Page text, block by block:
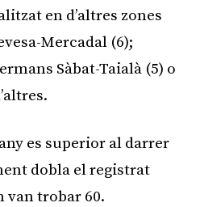
en d’altres zones
Mercadal (6);
Sàbat-Taialà (5) o
es superior al darrer
dobla el registrat
van trobar 60.